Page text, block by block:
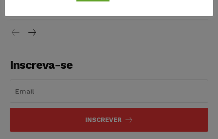
Inscreva-se
INSCREVER